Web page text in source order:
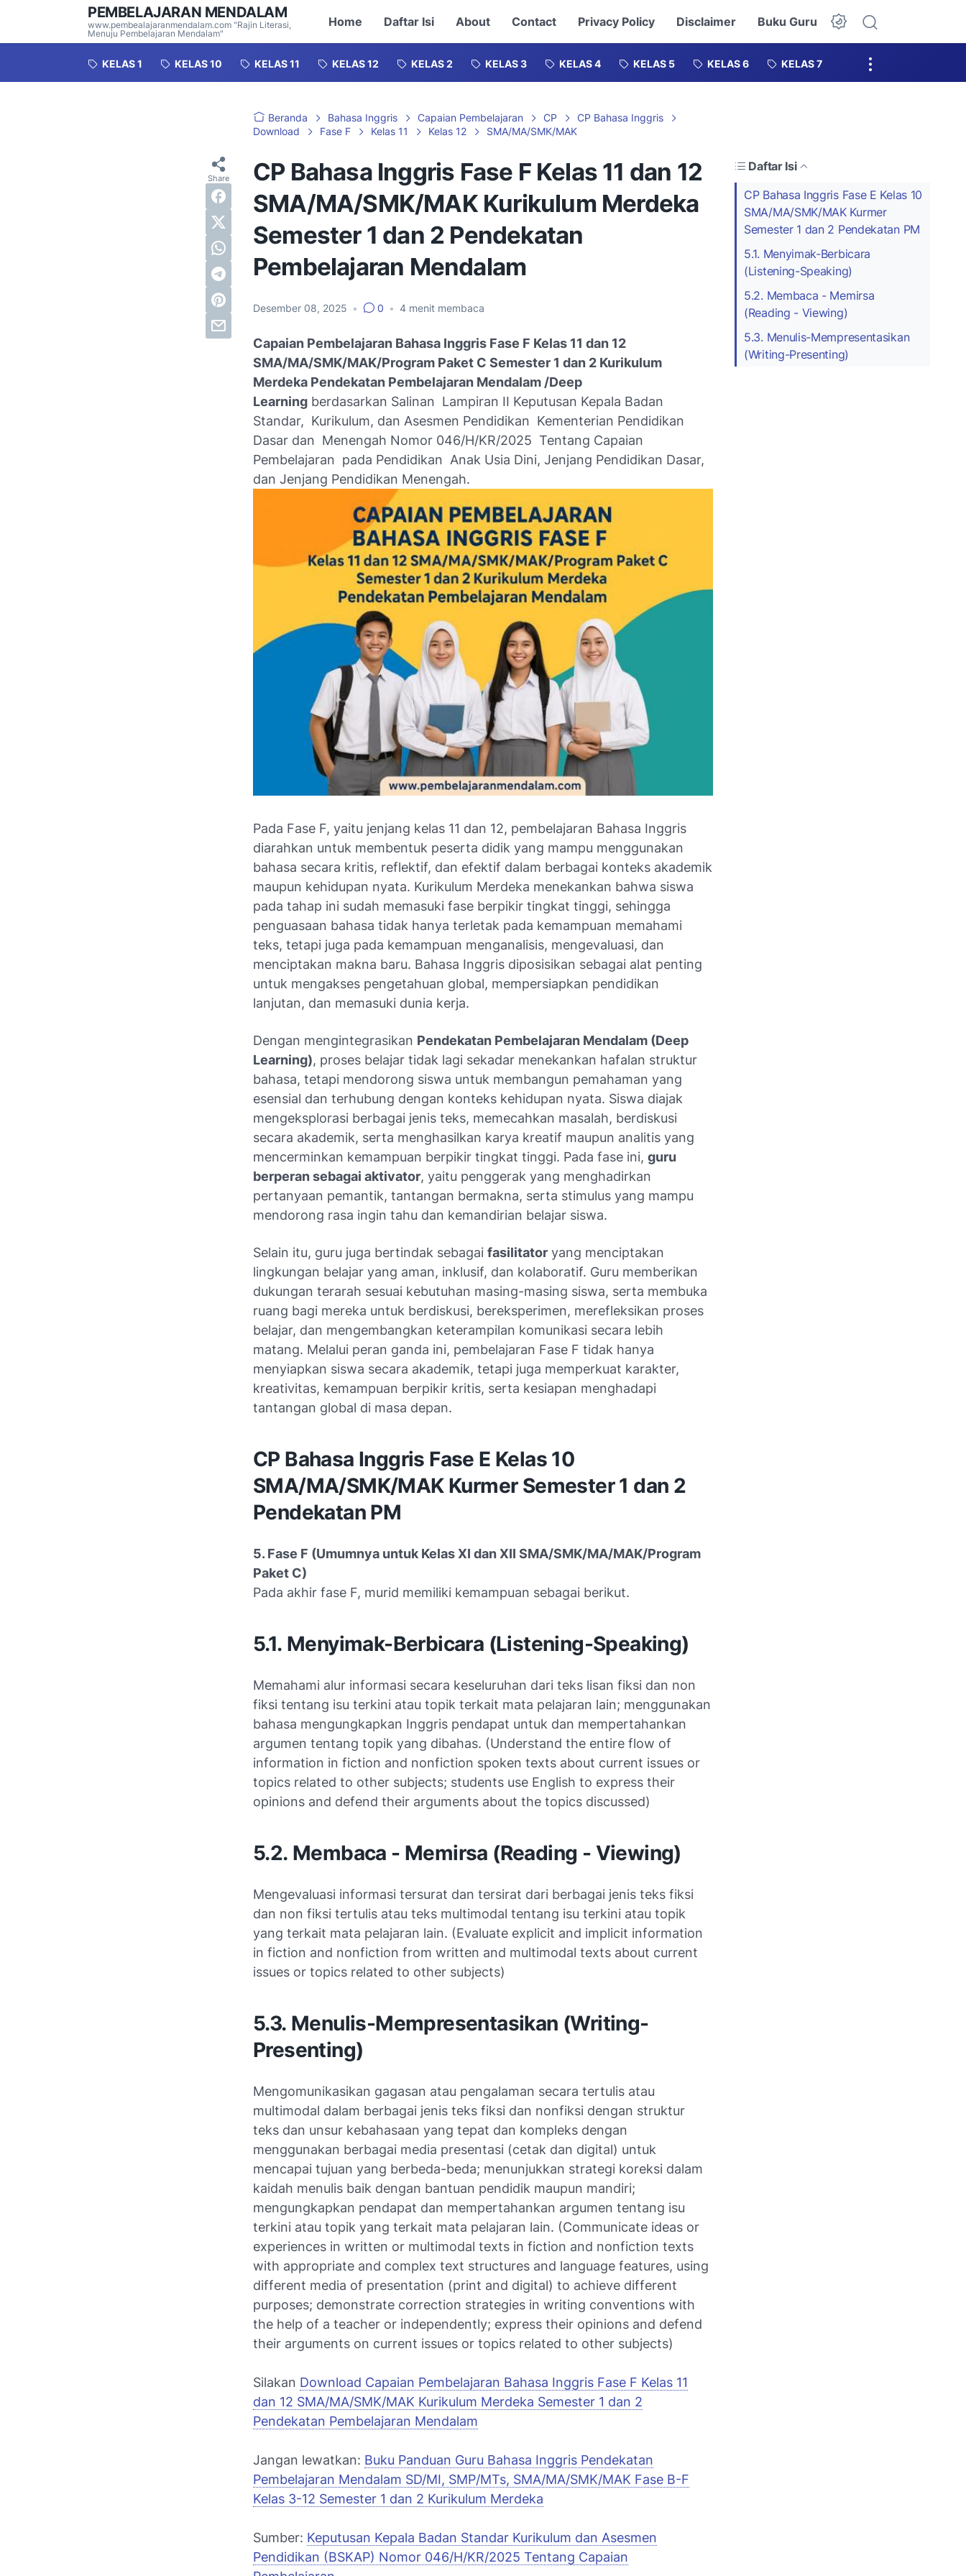
PEMBELAJARAN MENDALAM
www.pembealajaranmendalam.com "Rajin Literasi,
Menuju Pembelajaran Mendalam"
Home Daftar Isi About Contact Privacy Policy Disclaimer Buku Guru
Dark Mode
KELAS 1 KELAS 10 KELAS 11 KELAS 12 KELAS 2 KELAS 3 KELAS 4 KELAS 5 KELAS 6 KELAS 7
Beranda Bahasa Inggris Capaian Pembelajaran CP
CP Bahasa Inggris
Download
Fase F Kelas 11 Kelas 12 SMA/MA/SMK/MAK
CP Bahasa Inggris Fase F Kelas 11 dan 12
SMA/MA/SMK/MAK Kurikulum Merdeka
Semester 1 dan 2 Pendekatan
Pembelajaran Mendalam
Desember 08, 2025 • 0 • 4 menit membaca
Daftar Isi
CP Bahasa Inggris Fase E Kelas 10
SMA/MA/SMK/MAK Kurmer
Semester 1 dan 2 Pendekatan PM
5.1. Menyimak-Berbicara
(Listening-Speaking)
5.2. Membaca - Memirsa
(Reading - Viewing)
5.3. Menulis-Mempresentasikan
(Writing-Presenting)
Capaian Pembelajaran Bahasa Inggris Fase F Kelas 11 dan 12
SMA/MA/SMK/MAK/Program Paket C Semester 1 dan 2 Kurikulum
Merdeka Pendekatan Pembelajaran Mendalam /Deep
Learning berdasarkan Salinan Lampiran II Keputusan Kepala Badan
Standar, Kurikulum, dan Asesmen Pendidikan Kementerian Pendidikan
Dasar dan Menengah Nomor 046/H/KR/2025 Tentang Capaian
Pembelajaran pada Pendidikan Anak Usia Dini, Jenjang Pendidikan Dasar,
dan Jenjang Pendidikan Menengah.
Pada Fase F, yaitu jenjang kelas 11 dan 12, pembelajaran Bahasa Inggris
diarahkan untuk membentuk peserta didik yang mampu menggunakan
bahasa secara kritis, reflektif, dan efektif dalam berbagai konteks akademik
maupun kehidupan nyata. Kurikulum Merdeka menekankan bahwa siswa
pada tahap ini sudah memasuki fase berpikir tingkat tinggi, sehingga
penguasaan bahasa tidak hanya terletak pada kemampuan memahami
teks, tetapi juga pada kemampuan menganalisis, mengevaluasi, dan
menciptakan makna baru. Bahasa Inggris diposisikan sebagai alat penting
untuk mengakses pengetahuan global, mempersiapkan pendidikan
lanjutan, dan memasuki dunia kerja.
Dengan mengintegrasikan Pendekatan Pembelajaran Mendalam (Deep
Learning), proses belajar tidak lagi sekadar menekankan hafalan struktur
bahasa, tetapi mendorong siswa untuk membangun pemahaman yang
esensial dan terhubung dengan konteks kehidupan nyata. Siswa diajak
mengeksplorasi berbagai jenis teks, memecahkan masalah, berdiskusi
secara akademik, serta menghasilkan karya kreatif maupun analitis yang
mencerminkan kemampuan berpikir tingkat tinggi. Pada fase ini, guru
berperan sebagai aktivator, yaitu penggerak yang menghadirkan
pertanyaan pemantik, tantangan bermakna, serta stimulus yang mampu
mendorong rasa ingin tahu dan kemandirian belajar siswa.
Selain itu, guru juga bertindak sebagai fasilitator yang menciptakan
lingkungan belajar yang aman, inklusif, dan kolaboratif. Guru memberikan
dukungan terarah sesuai kebutuhan masing-masing siswa, serta membuka
ruang bagi mereka untuk berdiskusi, bereksperimen, merefleksikan proses
belajar, dan mengembangkan keterampilan komunikasi secara lebih
matang. Melalui peran ganda ini, pembelajaran Fase F tidak hanya
menyiapkan siswa secara akademik, tetapi juga memperkuat karakter,
kreativitas, kemampuan berpikir kritis, serta kesiapan menghadapi
tantangan global di masa depan.
CP Bahasa Inggris Fase E Kelas 10
SMA/MA/SMK/MAK Kurmer Semester 1 dan 2
Pendekatan PM
5. Fase F (Umumnya untuk Kelas XI dan XII SMA/SMK/MA/MAK/Program
Paket C)
Pada akhir fase F, murid memiliki kemampuan sebagai berikut.
5.1. Menyimak-Berbicara (Listening-Speaking)
Memahami alur informasi secara keseluruhan dari teks lisan fiksi dan non
fiksi tentang isu terkini atau topik terkait mata pelajaran lain; menggunakan
bahasa mengungkapkan Inggris pendapat untuk dan mempertahankan
argumen tentang topik yang dibahas. (Understand the entire flow of
information in fiction and nonfiction spoken texts about current issues or
topics related to other subjects; students use English to express their
opinions and defend their arguments about the topics discussed)
5.2. Membaca - Memirsa (Reading - Viewing)
Mengevaluasi informasi tersurat dan tersirat dari berbagai jenis teks fiksi
dan non fiksi tertulis atau teks multimodal tentang isu terkini atau topik
yang terkait mata pelajaran lain. (Evaluate explicit and implicit information
in fiction and nonfiction from written and multimodal texts about current
issues or topics related to other subjects)
5.3. Menulis-Mempresentasikan (Writing-
Presenting)
Mengomunikasikan gagasan atau pengalaman secara tertulis atau
multimodal dalam berbagai jenis teks fiksi dan nonfiksi dengan struktur
teks dan unsur kebahasaan yang tepat dan kompleks dengan
menggunakan berbagai media presentasi (cetak dan digital) untuk
mencapai tujuan yang berbeda-beda; menunjukkan strategi koreksi dalam
kaidah menulis baik dengan bantuan pendidik maupun mandiri;
mengungkapkan pendapat dan mempertahankan argumen tentang isu
terkini atau topik yang terkait mata pelajaran lain. (Communicate ideas or
experiences in written or multimodal texts in fiction and nonfiction texts
with appropriate and complex text structures and language features, using
different media of presentation (print and digital) to achieve different
purposes; demonstrate correction strategies in writing conventions with
the help of a teacher or independently; express their opinions and defend
their arguments on current issues or topics related to other subjects)
Silakan Download Capaian Pembelajaran Bahasa Inggris Fase F Kelas 11
dan 12 SMA/MA/SMK/MAK Kurikulum Merdeka Semester 1 dan 2
Pendekatan Pembelajaran Mendalam
Jangan lewatkan: Buku Panduan Guru Bahasa Inggris Pendekatan
Pembelajaran Mendalam SD/MI, SMP/MTs, SMA/MA/SMK/MAK Fase B-F
Kelas 3-12 Semester 1 dan 2 Kurikulum Merdeka
Sumber: Keputusan Kepala Badan Standar Kurikulum dan Asesmen
Pendidikan (BSKAP) Nomor 046/H/KR/2025 Tentang Capaian